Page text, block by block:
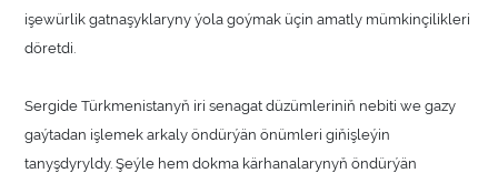
işewürlik gatnaşyklaryny ýola goýmak üçin amatly mümkinçilikleri
döretdi.
Sergide Türkmenistanyň iri senagat düzümleriniň nebiti we gazy
gaýtadan işlemek arkaly öndürýän önümleri giňişleýin
tanyşdyryldy. Şeýle hem dokma kärhanalarynyň öndürýän